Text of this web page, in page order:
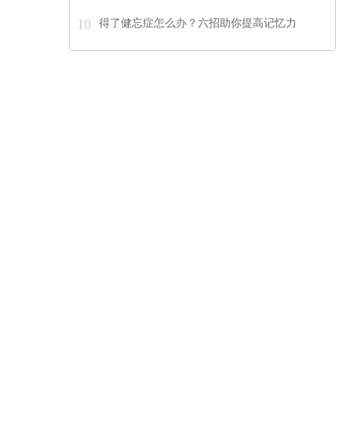
10 得了健忘症怎么办？六招助你提高记忆力